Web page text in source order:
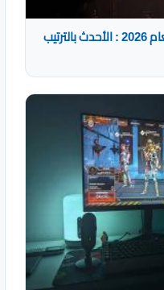
أفضل معالجات AMD للكمبيوتر لعام 2026 : الأحدث بالترتيب